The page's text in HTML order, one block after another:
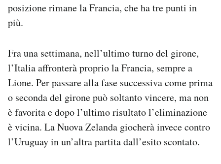
posizione rimane la Francia, che ha tre punti in
più.
Fra una settimana, nell’ultimo turno del girone,
l’Italia affronterà proprio la Francia, sempre a
Lione. Per passare alla fase successiva come prima
o seconda del girone può soltanto vincere, ma non
è favorita e dopo l’ultimo risultato l’eliminazione
è vicina. La Nuova Zelanda giocherà invece contro
l’Uruguay in un’altra partita dall’esito scontato.